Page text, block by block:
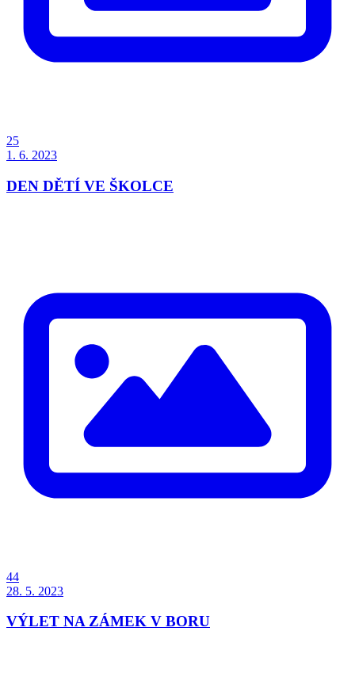
25
1. 6. 2023
DEN DĚTÍ VE ŠKOLCE
44
28. 5. 2023
VÝLET NA ZÁMEK V BORU